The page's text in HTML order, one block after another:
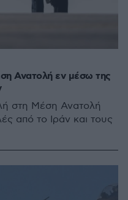
Ανατολή εν μέσω της
στη Μέση Ανατολή
από το Ιράν και τους